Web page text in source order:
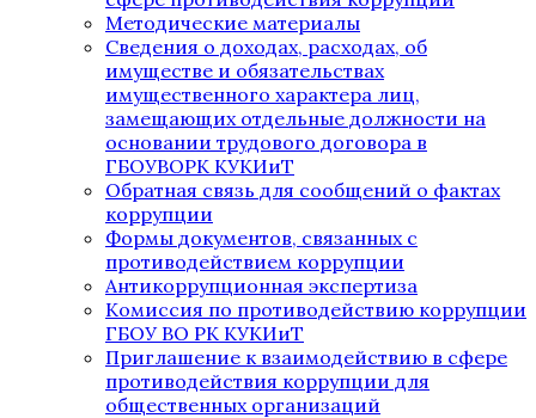
Методические материалы
Сведения о доходах, расходах, об
имуществе и обязательствах
имущественного характера лиц,
замещающих отдельные должности на
основании трудового договора в
ГБОУВОРК КУКИиТ
Обратная связь для сообщений о фактах
коррупции
Формы документов, связанных с
противодействием коррупции
Антикоррупционная экспертиза
Комиссия по противодействию коррупции
ГБОУ ВО РК КУКИиТ
Приглашение к взаимодействию в сфере
противодействия коррупции для
общественных организаций